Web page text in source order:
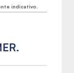
indicativo.